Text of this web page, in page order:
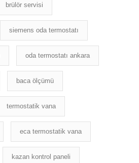
brülör servisi
siemens oda termostatı
oda termostatı ankara
baca ölçümü
termostatik vana
eca termostatik vana
kazan kontrol paneli